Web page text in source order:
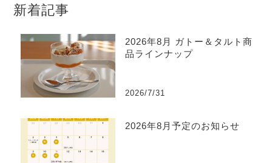
新着記事
2026年8月 ガトー＆タルト商
品ラインナップ
2026/7/31
2026年8月予定のお知らせ